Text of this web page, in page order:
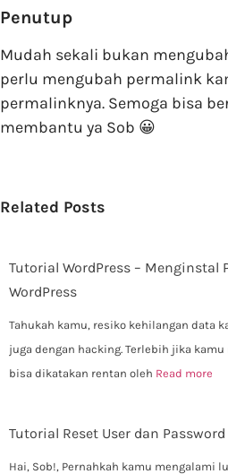
Penutup
Mudah sekali bukan
perlu mengubah permalink
permalinknya. Semoga bisa
membantu ya Sob 😀
Related Posts
Tutorial WordPress – Menginstal
WordPress
Tahukah kamu, resiko kehilangan data
juga dengan hacking. Terlebih jika kamu
bisa dikatakan rentan oleh Read more
Tutorial Reset User dan
Hai, Sob!, Pernahkah kamu mengalami